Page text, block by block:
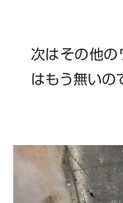
次はその他の
はもう無いの